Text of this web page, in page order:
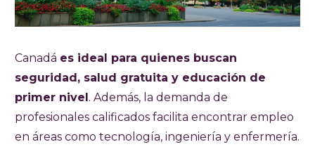
Canadá es ideal para quienes buscan
seguridad, salud gratuita y educación de
primer nivel. Además, la demanda de
profesionales calificados facilita encontrar empleo
en áreas como tecnología, ingeniería y enfermería.